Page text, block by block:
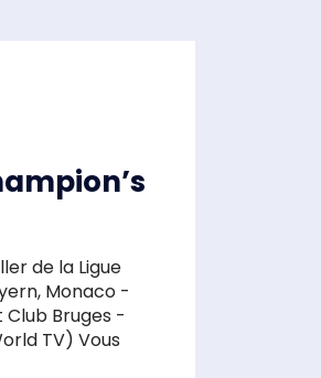
de la Ligue
Monaco -
Club Bruges -
TV) Vous